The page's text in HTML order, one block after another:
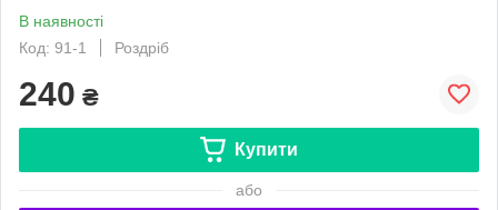
В наявності
Код: 91-1
Роздріб
240 ₴
Купити
або